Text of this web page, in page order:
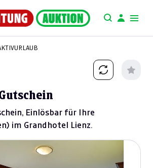
Einlösbar für Ihre
im Grandhotel Lienz.